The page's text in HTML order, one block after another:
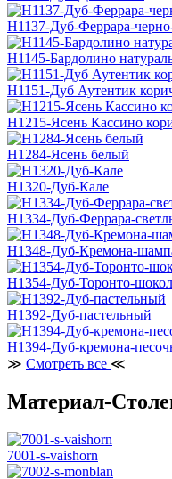
H1137-Дуб-Феррара-
H1145-Бардолино
H1151-Дуб Аутентик
H1215-Ясень Кассино
H1284-Ясень белый
H1320-Дуб-Кале
H1334-Дуб-Феррара-
H1348-Дуб-Кремона-
H1354-Дуб-Торонто-
H1392-Дуб-пастельный
H1394-Дуб-кремона-
≫ Смотреть все ≪
Материал-
7001-s-vaishorn